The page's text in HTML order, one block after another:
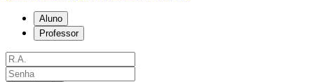
Aluno
Professor